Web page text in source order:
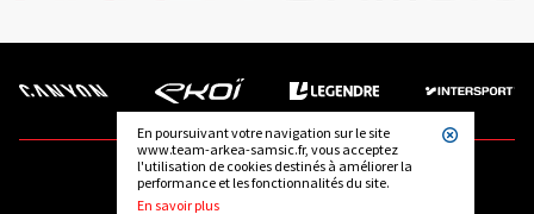
En poursuivant votre navigation sur le site
www.team-arkea-samsic.fr, vous acceptez
l'utilisation de cookies destinés à améliorer la
performance et les fonctionnalités du site.
En savoir plus
SUIVEZ-NOUS